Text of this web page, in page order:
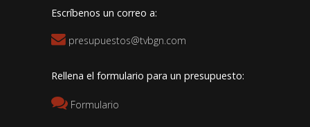
Escríbenos un correo a:
presupuestos@tvbgn.com
Rellena el formulario para un presupuesto:
Formulario